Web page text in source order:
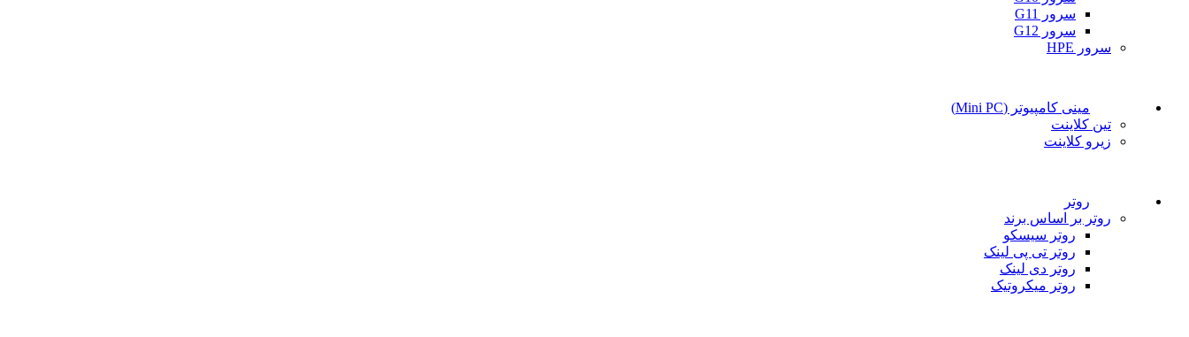
سرور G11
سرور G12
سرور HPE
مینی کامپیوتر (Mini PC)
تین کلاینت
زیرو کلاینت
روتر
روتر بر اساس برند
روتر سیسکو
روتر تی پی لینک
روتر دی لینک
روتر میکروتیک